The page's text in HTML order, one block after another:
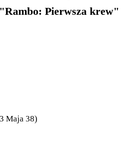
Pierwsza krew"
Maja 38)